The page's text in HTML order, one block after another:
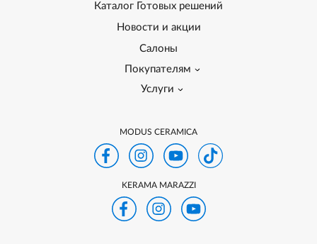
Каталог Готовых решений
Новости и акции
Салоны
Покупателям
Услуги
MODUS CERAMICA
KERAMA MARAZZI